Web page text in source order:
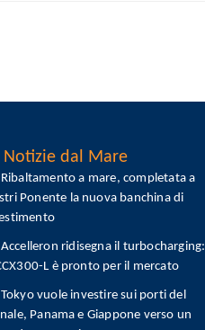
Notizie dal Mare
Ribaltamento a mare, completata a
Ponente la nuova banchina di
Accelleron ridisegna il turbocharging:
L è pronto per il mercato
Tokyo vuole investire sui porti del
Panama e Giappone verso un